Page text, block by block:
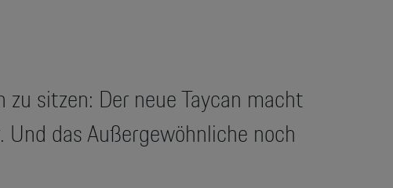
sitzen: Der neue Taycan macht
das Außergewöhnliche noch